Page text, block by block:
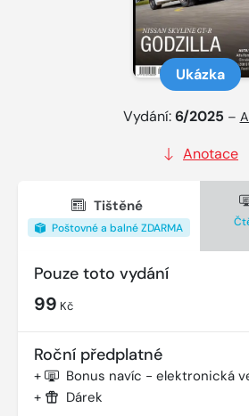
Ukázka
Vydání:6/2025 –
Anotace
Tištěné
Poštovné a balné ZDARMA
Pouze toto vydání
99 Kč
Roční předplatné
+ Bonus navíc - elektronická
+ Dárek